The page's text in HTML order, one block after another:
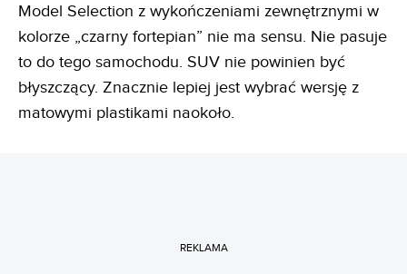
Model Selection z wykończeniami zewnętrznymi w
kolorze „czarny fortepian” nie ma sensu. Nie pasuje
to do tego samochodu. SUV nie powinien być
błyszczący. Znacznie lepiej jest wybrać wersję z
matowymi plastikami naokoło.
REKLAMA